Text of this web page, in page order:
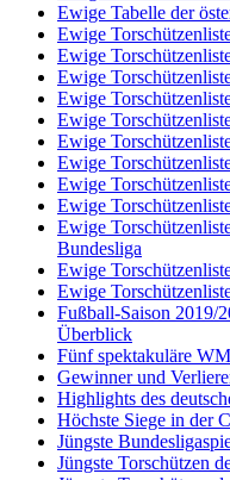
Ewige Tabelle der
Ewige
Ewige
Ewige
Ewige
Ewige
Ewige
Ewige
Ewige
Ewige
Ewige
Bundesliga
Ewige
Ewige
Fußball-Saison 2019/
Überblick
Fünf spektakuläre
Gewinner und
Highlights des
Höchste Siege in der
Jüngste
Jüngste Torschützen